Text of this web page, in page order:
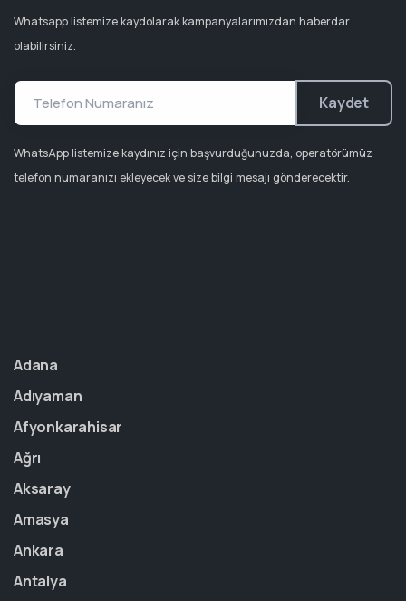
Whatsapp listemize kaydolarak kampanyalarımızdan haberdar
olabilirsiniz.
Kaydet
WhatsApp listemize kaydınız için başvurduğunuzda, operatörümüz
telefon numaranızı ekleyecek ve size bilgi mesajı gönderecektir.
Adana
Adıyaman
Afyonkarahisar
Ağrı
Aksaray
Amasya
Ankara
Antalya